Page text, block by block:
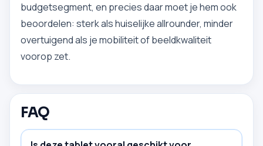
budgetsegment, en precies daar moet je hem ook
beoordelen: sterk als huiselijke allrounder, minder
overtuigend als je mobiliteit of beeldkwaliteit
voorop zet.
FAQ